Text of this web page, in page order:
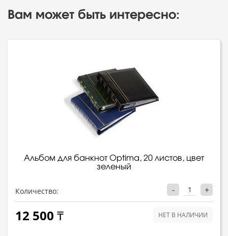
Вам может быть интересно:
Альбом для банкнот Optima, 20 листов, цвет
зеленый
Количество: - +
12 500 ₸ НЕТ В НАЛИЧИИ